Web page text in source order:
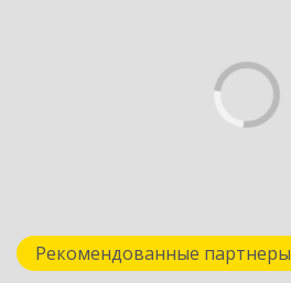
Рекомендованные партнеры